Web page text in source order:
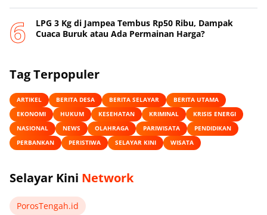
‎LPG 3 Kg di Jampea Tembus Rp50 Ribu, Dampak
Cuaca Buruk atau Ada Permainan Harga? ‎
Tag Terpopuler
ARTIKEL BERITA DESA BERITA SELAYAR
BERITA UTAMA
EKONOMI
HUKUM KESEHATAN KRIMINAL
KRISIS ENERGI
NASIONAL
NEWS OLAHRAGA PARIWISATA
PENDIDIKAN
PERBANKAN
PERISTIWA SELAYAR KINI WISATA
Selayar Kini Network
PorosTengah.id